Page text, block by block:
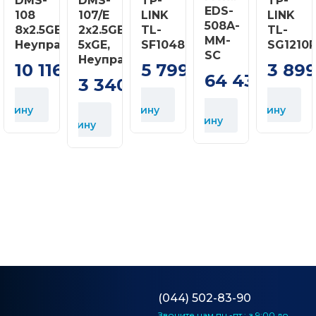
108
8x2.5GE,
Неуправляемый
10 116
107/E
2x2.5GE,
5xGE,
Неуправляемый
3 340
корзину
LINK
TL-
SF1048
5 799
грн
корзину
EDS-
508A-
MM-
SC
64 437
корзину
LINK
TL-
3
корзину
В
(044) 502-83-90